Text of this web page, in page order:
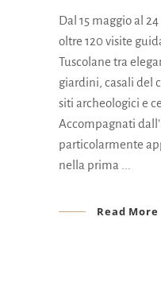
Dal 15 maggio al
oltre 120 visite
Tuscolane tra
giardini, casali del
siti archeologici e
Accompagnati
particolarmente
nella prima
Read More